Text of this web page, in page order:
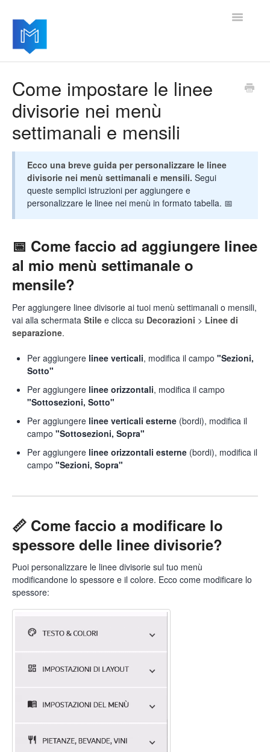
Toggle
Per iniziare
Gestire le impostazioni
Aggiungere moduli avanzati
Aggiornamenti del software
Come impostare le linee
divisorie nei menù
settimanali e mensili
Ecco una breve guida per personalizzare le linee
divisorie nei menù settimanali e mensili. Segui
queste semplici istruzioni per aggiungere e
personalizzare le linee nei menù in formato tabella. 📅
📅 Come faccio ad aggiungere linee
al mio menù settimanale o
mensile?
Per aggiungere linee divisorie ai tuoi menù settimanali o mensili,
vai alla schermata Stile e clicca su Decorazioni > Linee di
separazione.
Per aggiungere linee verticali, modifica il campo "Sezioni,
Sotto"
Per aggiungere linee orizzontali, modifica il campo
"Sottosezioni, Sotto"
Per aggiungere linee verticali esterne (bordi), modifica il
campo "Sottosezioni, Sopra"
Per aggiungere linee orizzontali esterne (bordi), modifica il
campo "Sezioni, Sopra"
📏 Come faccio a modificare lo
spessore delle linee divisorie?
Puoi personalizzare le linee divisorie sul tuo menù
modificandone lo spessore e il colore. Ecco come modificare lo
spessore: